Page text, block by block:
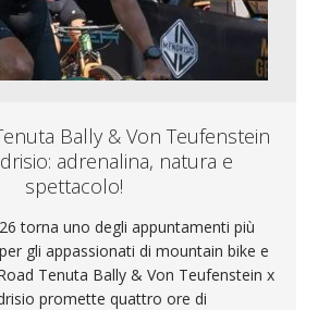
Bally & Von Teufenstein
adrenalina, natura e
spettacolo!
torna uno degli appuntamenti più
gli appassionati di mountain bike e
Tenuta Bally & Von Teufenstein x
promette quattro ore di